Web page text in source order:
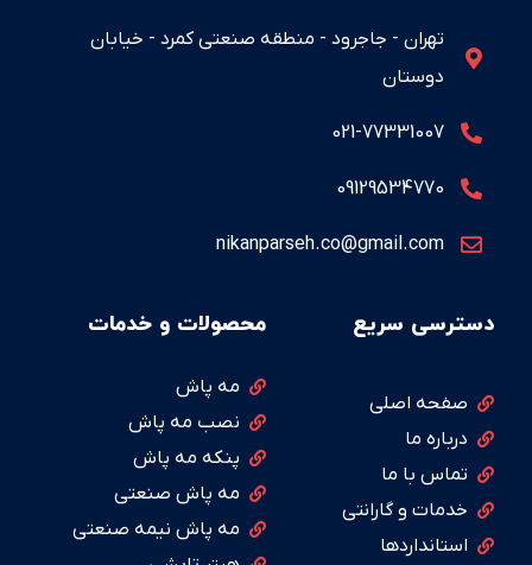
تهران - جاجرود - منطقه صنعتی کمرد - خیابان
دوستان
021-77331007
09129534770
nikanparseh.co@gmail.com
دسترسی سریع
صفحه اصلی
درباره ما
تماس با ما
خدمات و گارانتی
استانداردها
محصولات و خدمات
مه پاش
نصب مه پاش
پنکه مه پاش
مه پاش صنعتی
مه پاش نیمه صنعتی